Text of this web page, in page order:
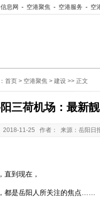
息网 - 空港聚焦 - 空港服务 - 空
首页 > 空港聚焦 > 建设 >> 正文
三荷机场：最新
2018-11-25 作者： 来源：岳阳日
到现在，
是岳阳人所关注的焦点……